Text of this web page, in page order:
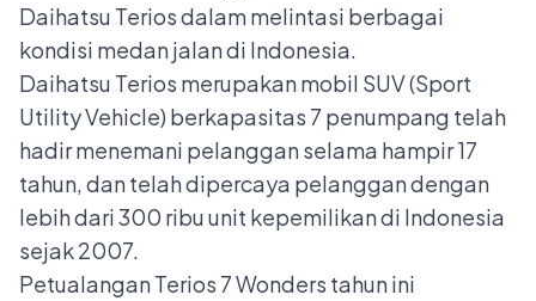
Daihatsu Terios dalam melintasi berbagai
kondisi medan jalan di Indonesia.
Daihatsu Terios merupakan mobil SUV (Sport
Utility Vehicle) berkapasitas 7 penumpang telah
hadir menemani pelanggan selama hampir 17
tahun, dan telah dipercaya pelanggan dengan
lebih dari 300 ribu unit kepemilikan di Indonesia
sejak 2007.
Petualangan Terios 7 Wonders tahun ini